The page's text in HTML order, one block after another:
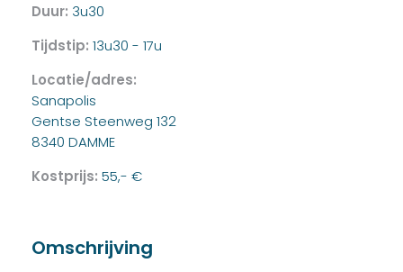
Duur: 3u30
Tijdstip: 13u30 - 17u
Locatie/adres:
Sanapolis
Gentse Steenweg 132
8340 DAMME
Kostprijs: 55,- €
Omschrijving